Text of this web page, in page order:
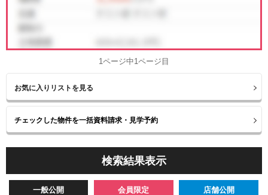
1ページ中1ページ目
お気に入りリストを見る
検索結果表示
一般公開 会員限定 店舗公開